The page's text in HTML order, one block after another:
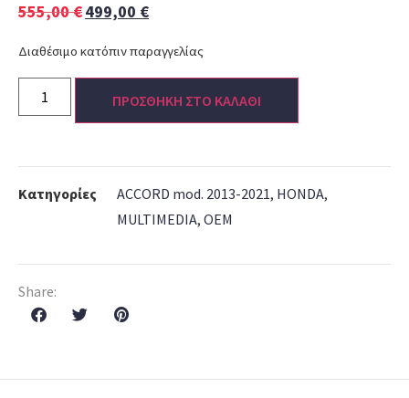
555,00€499,00 €
Διαθέσιμο κατόπιν παραγγελίας
ΠΡΟΣΘΗΚΗ ΣΤΟ ΚΑΛΑΘΙ
Κατηγορίες ACCORD mod. 2013-2021, HONDA,
MULTIMEDIA, OEM
Share: